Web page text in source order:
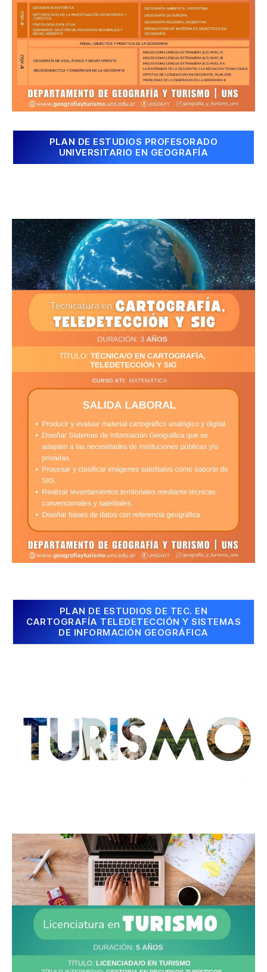
PLAN DE ESTUDIOS PROFESORADO
UNIVERSITARIO EN GEOGRAFÍA
PLAN DE ESTUDIOS DE TEC. EN
CARTOGRAFÍA TELEDETECCIÓN Y SISTEMAS
DE INFORMACIÓN GEOGRÁFICA